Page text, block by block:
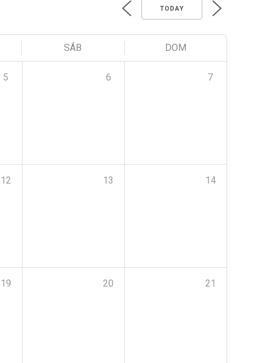
TODAY
SÁB DOM
5 6 7
12 13 14
19 20 21